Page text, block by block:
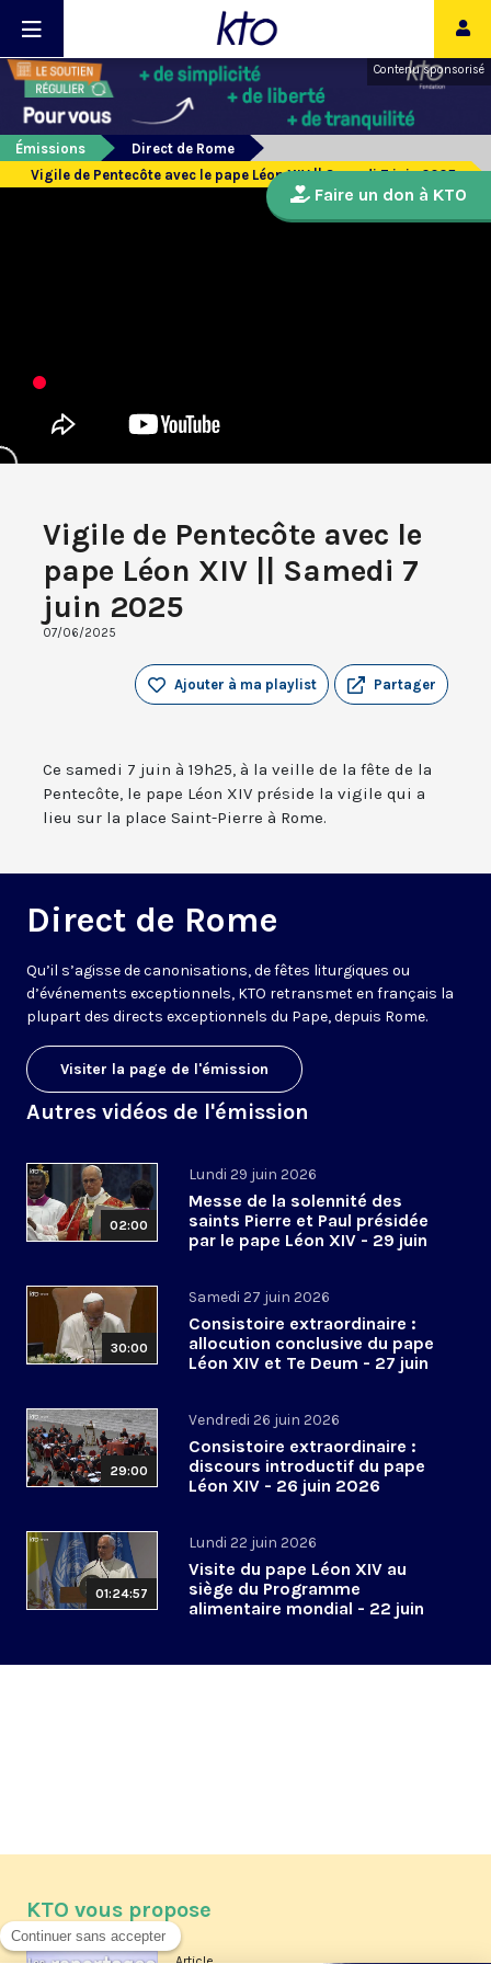
Contenu sponsorisé
Émissions
Direct de Rome
Vigile de Pentecôte avec le pape Léon XIV || Samedi 7 juin 2025
Vigile de Pentecôte avec le
pape Léon XIV || Samedi 7
juin 2025
07/06/2025
Partager
Ajouter à ma playlist
Ce samedi 7 juin à 19h25, à la veille de la fête de la
Pentecôte, le pape Léon XIV préside la vigile qui a
lieu sur la place Saint-Pierre à Rome.
Direct de Rome
Qu’il s’agisse de canonisations, de fêtes liturgiques ou
d’événements exceptionnels, KTO retransmet en français la
plupart des directs exceptionnels du Pape, depuis Rome.
Visiter la page de l'émission
Autres vidéos de l'émission
02:00
Lundi 29 juin 2026
Messe de la solennité des
saints Pierre et Paul présidée
par le pape Léon XIV - 29 juin
30:00
Samedi 27 juin 2026
Consistoire extraordinaire :
allocution conclusive du pape
Léon XIV et Te Deum - 27 juin
29:00
Vendredi 26 juin 2026
Consistoire extraordinaire :
discours introductif du pape
Léon XIV - 26 juin 2026
01:24:57
Lundi 22 juin 2026
Visite du pape Léon XIV au
siège du Programme
alimentaire mondial - 22 juin
Faire un don à KTO
KTO vous propose
Article